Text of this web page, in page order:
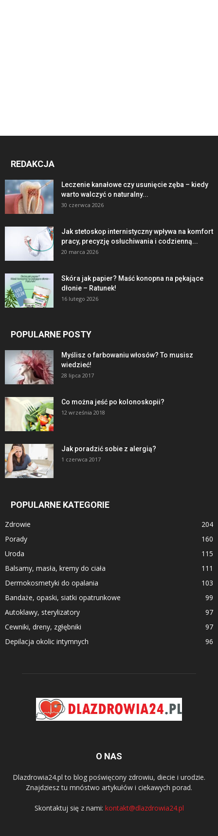
REDAKCJA
Leczenie kanałowe czy usunięcie zęba – kiedy
warto walczyć o naturalny...
30 czerwca 2026
Jak stetoskop internistyczny wpływa na komfort
pracy, precyzję osłuchiwania i codzienną...
20 marca 2026
Skóra jak papier? Maść konopna na pękające
dłonie – Ratunek!
16 lutego 2026
POPULARNE POSTY
Myślisz o farbowaniu włosów? To musisz
wiedzieć!
28 lipca 2017
Co można jeść po kolonoskopii?
12 września 2018
Jak poradzić sobie z alergią?
1 czerwca 2017
POPULARNE KATEGORIE
Zdrowie
204
Porady
160
Uroda
115
Balsamy, masła, kremy do ciała
111
Dermokosmetyki do opalania
103
Bandaże, opaski, siatki opatrunkowe
99
Autoklawy, sterylizatory
97
Cewniki, dreny, zgłębniki
97
Depilacja okolic intymnych
96
O NAS
Dlazdrowia24.pl to blog poświęcony zdrowiu, diecie i urodzie.
Znajdziesz tu mnóstwo artykułów i ciekawych porad.
Skontaktuj się z nami: kontakt@dlazdrowia24.pl